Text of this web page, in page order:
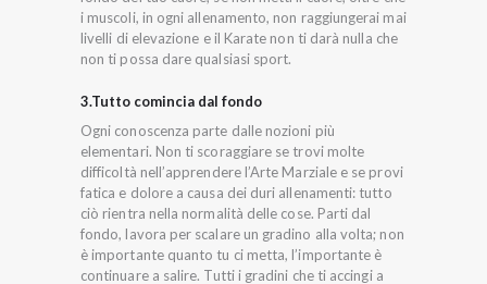
i muscoli, in ogni allenamento, non raggiungerai mai
livelli di elevazione e il Karate non ti darà nulla che
non ti possa dare qualsiasi sport.
3.Tutto comincia dal fondo
Ogni conoscenza parte dalle nozioni più
elementari. Non ti scoraggiare se trovi molte
difficoltà nell’apprendere l’Arte Marziale e se provi
fatica e dolore a causa dei duri allenamenti: tutto
ciò rientra nella normalità delle cose. Parti dal
fondo, lavora per scalare un gradino alla volta; non
è importante quanto tu ci metta, l’importante è
continuare a salire. Tutti i gradini che ti accingi a